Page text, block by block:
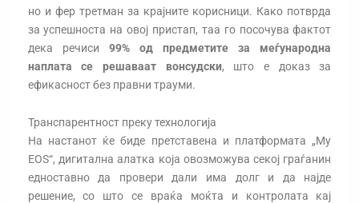
но и фер третман за крајните корисници. Како потврда
за успешноста на овој пристап, таа го посочува фактот
дека речиси 99% од предметите за меѓународна
наплата се решаваат вонсудски, што е доказ за
ефикасност без правни трауми.
Транспарентност преку технологија
На настанот ќе биде претставена и платформата „My
EOS“, дигитална алатка која овозможува секој граѓанин
едноставно да провери дали има долг и да најде
решение, со што се враќа моќта и контролата кај